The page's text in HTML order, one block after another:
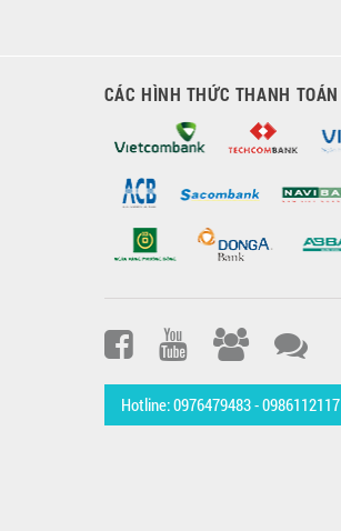
CÁC HÌNH THỨC THANH TOÁN
Hotline: 0976479483 - 0986112117